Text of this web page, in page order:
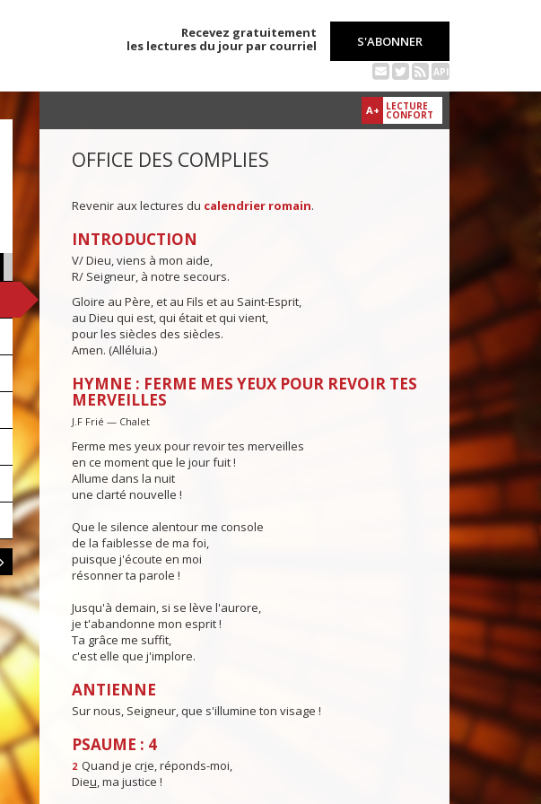
Recevez gratuitement
les lectures du jour par courriel
S'ABONNER
API
A+ LECTURE
CONFORT
OFFICE DES COMPLIES
Revenir aux lectures du calendrier romain.
INTRODUCTION
V/ Dieu, viens à mon aide,
R/ Seigneur, à notre secours.
Gloire au Père, et au Fils et au Saint-Esprit,
au Dieu qui est, qui était et qui vient,
pour les siècles des siècles.
Amen. (Alléluia.)
HYMNE : FERME MES YEUX POUR REVOIR TES
MERVEILLES
J.F Frié — Chalet
Ferme mes yeux pour revoir tes merveilles
en ce moment que le jour fuit !
Allume dans la nuit
une clarté nouvelle !
Que le silence alentour me console
de la faiblesse de ma foi,
puisque j'écoute en moi
résonner ta parole !
Jusqu'à demain, si se lève l'aurore,
je t'abandonne mon esprit !
Ta grâce me suffit,
c'est elle que j'implore.
ANTIENNE
Sur nous, Seigneur, que s'illumine ton visage !
PSAUME : 4
2 Quand je crie, réponds-moi,
Dieu, ma justice !